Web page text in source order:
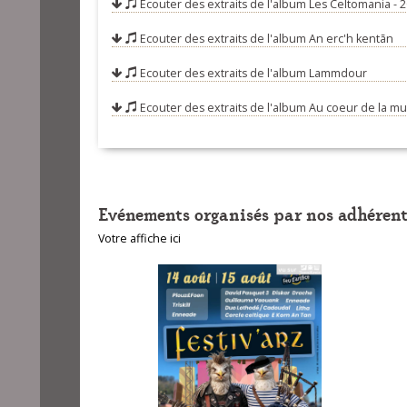
06-Roud an
07-Toñ bale
08-Aldona
09-Tapas
Ecouter des extraits de l'album Les Celtomania -
Ecouter des extraits de l'album An erc'h kentãn
Ecouter des extraits de l'album Lammdour
Ecouter des extraits de l'album Au coeur de la
Evénements organisés par nos
Votre affiche ici